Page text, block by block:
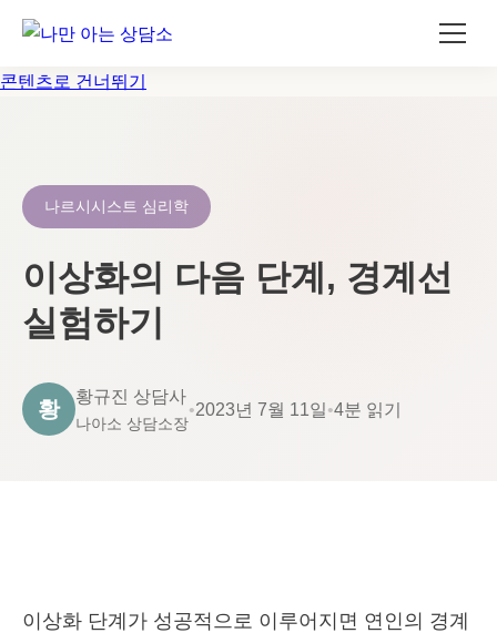
콘텐츠로 건너뛰기
나르시시스트 심리학
이상화의 다음 단계, 경계선
실험하기
황
황규진 상담사
나아소 상담소장
•2023년 7월 11일•4분 읽기
이상화 단계가 성공적으로 이루어지면 연인의 경계